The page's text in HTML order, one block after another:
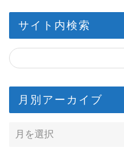
サイト内検索
月別アーカイブ